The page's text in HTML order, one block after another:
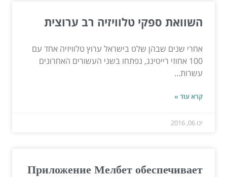
השוואת ספקי טלוויזיה רב ערוצית
אחרי שנים שבהן שלט בישראל ערוץ טלוויזיה אחד עם
100 אחוזי רייטינג, נפתחו בשני העשורים האחרונים
עשרות...
קרא עוד »
ינו 06, 2016
Приложение Мелбет обеспечивает